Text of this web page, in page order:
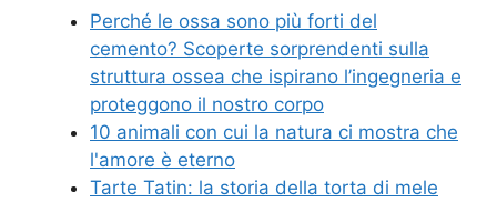
Perché le ossa sono più forti del
cemento? Scoperte sorprendenti sulla
struttura ossea che ispirano l’ingegneria e
proteggono il nostro corpo
10 animali con cui la natura ci mostra che
l'amore è eterno
Tarte Tatin: la storia della torta di mele